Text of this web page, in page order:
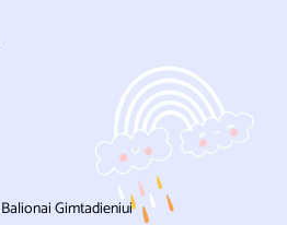
Balionai Gimtadieniui